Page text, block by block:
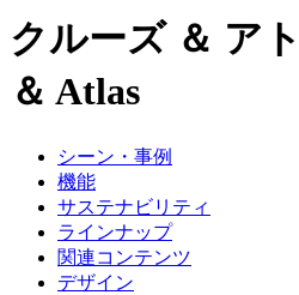
クルーズ ＆ ア
＆ Atlas
シーン・事例
機能
サステナビリティ
ラインナップ
関連コンテンツ
デザイン